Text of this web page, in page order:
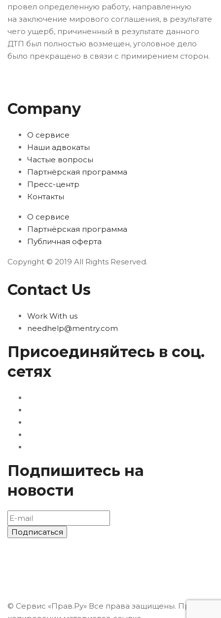
провел определенную работу, направленную
на заключение мирового соглашения, в результате
чего ущерб, причиненный в результате данного
ДТП был полностью возмещен, уголовное дело
было прекращено в связи с примирением сторон.
Company
О сервисе
Наши адвокаты
Частые вопросы
Партнёрская программа
Пресс-центр
Контакты
О сервисе
Партнёрская программа
Публичная оферта
Copyright © 2019 All Rights Reserved.
Contact Us
Work With us
needhelp@mentry.com
Присоединяйтесь в соц.
сетях
Подпишитесь на
новости
© Сервис «Прав.Ру» Все права защищены. При